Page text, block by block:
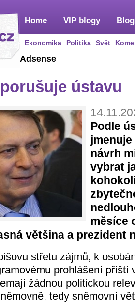
Home
Ekonomika Politika Svět
VIP blogy
Adsense
ústavu
Podle
jmenuje
návrh
vybrat
měsíce
většina a prezident
střetu zájmů, k
prohlášení příští
žádnou politickou
tedy sněmovní